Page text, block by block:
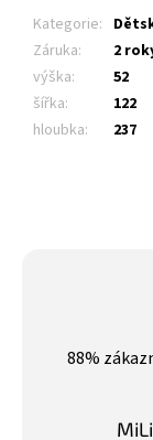
Kategorie:
Záruka:
2
výška:
52
šířka:
122
hloubka: 237
88%
MiLi